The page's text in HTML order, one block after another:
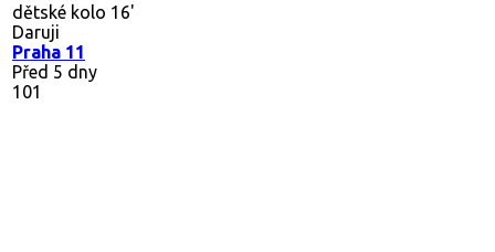
dětské kolo 16'
Daruji
Praha 11
Před 5 dny
101